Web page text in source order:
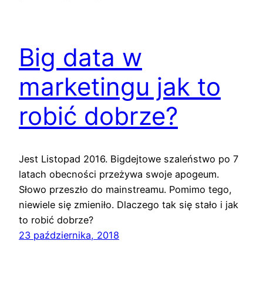
Big data w
marketingu jak to
robić dobrze?
Jest Listopad 2016. Bigdejtowe szaleństwo po 7
latach obecności przeżywa swoje apogeum.
Słowo przeszło do mainstreamu. Pomimo tego,
niewiele się zmieniło. Dlaczego tak się stało i jak
to robić dobrze?
23 października, 2018